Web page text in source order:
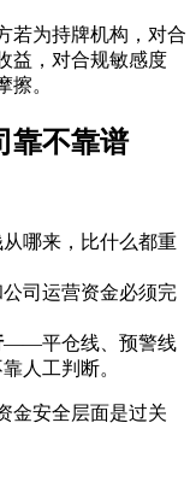
若为持牌机构，对合
益，对合规敏感度
擦。
靠不靠谱
哪来，比什么都重
司运营资金必须完
——平仓线、预警线
人工判断。
金安全层面是过关